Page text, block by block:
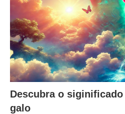
Descubra o
galo